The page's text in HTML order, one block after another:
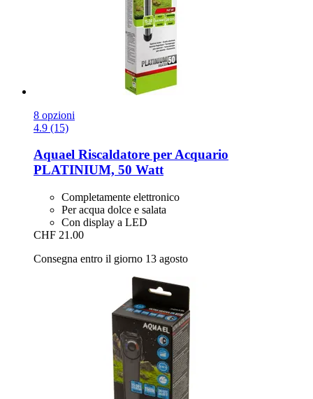
8 opzioni
4.9 (15)
Aquael Riscaldatore per Acquario
PLATINIUM, 50 Watt
Completamente elettronico
Per acqua dolce e salata
Con display a LED
CHF 21.00
Consegna entro il giorno 13 agosto